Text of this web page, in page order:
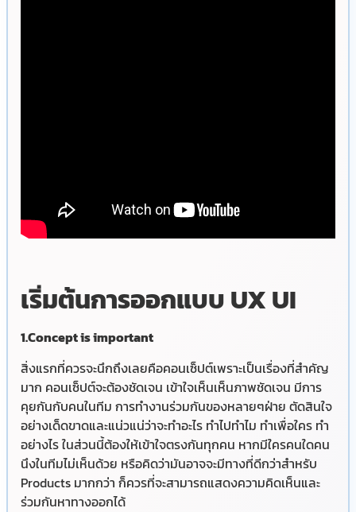
เริ่มต้นการออกแบบ UX UI
1.Concept is important
สิ่งแรกที่ควรจะนึกถึงเลยคือคอนเซ็ปต์เพราะเป็นเรื่องที่สำคัญ
มาก คอนเซ็ปต์จะต้องชัดเจน เข้าใจเห็นเห็นภาพชัดเจน มีการ
คุยกันกับคนในทีม การทำงานร่วมกันของหลายๆฝ่าย ตัดสินใจ
อย่างเด็ดขาดและแน่วแน่ว่าจะทำอะไร ทำไปทำไม ทำเพื่อใคร ทำ
อย่างไร ในส่วนนี้ต้องให้เข้าใจตรงกันทุกคน หากมีใครคนใดคน
นึงในทีมไม่เห็นด้วย หรือคิดว่ามันอาจจะมีทางที่ดีกว่าสำหรับ
Products มากกว่า ก็ควรที่จะสามารถแสดงความคิดเห็นและ
ร่วมกันหาทางออกได้